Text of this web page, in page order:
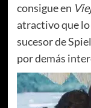
consigue en
atractivo que lo
sucesor de
por demás